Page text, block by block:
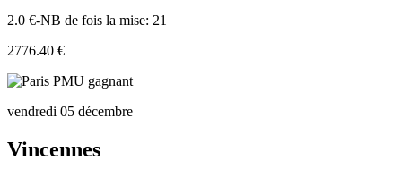
2.0 €-NB de fois la mise: 21
2776.40 €
vendredi 05 décembre
Vincennes